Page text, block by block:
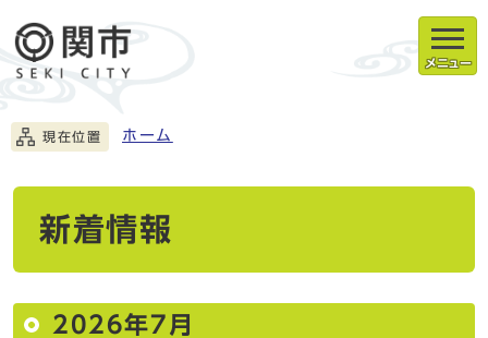
メニュー
現在位置 ホーム
新着情報
2026年7月